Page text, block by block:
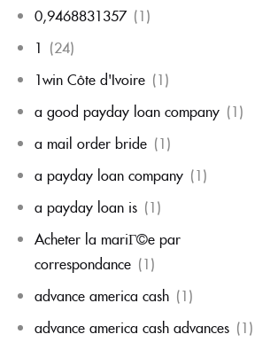
0,9468831357 (1)
1 (24)
1win Côte d'Ivoire (1)
a good payday loan company (1)
a mail order bride (1)
a payday loan company (1)
a payday loan is (1)
Acheter la mariГ©e par
correspondance (1)
advance america cash (1)
advance america cash advances (1)